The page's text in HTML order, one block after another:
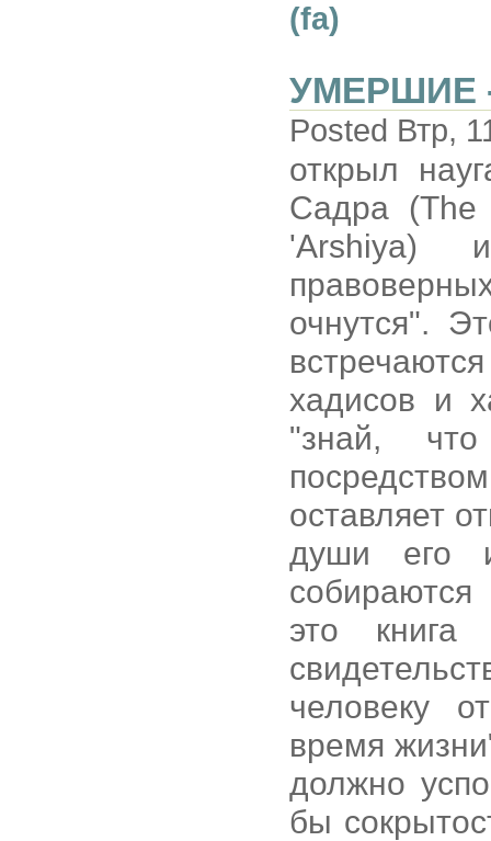
(fa)
УМЕРШИЕ
Posted Втр,
открыл
Садра (The
'Arshiya)
очнутся".
хадисов и
"знай,
оставляет
души его
это
человеку
время
должно
бы